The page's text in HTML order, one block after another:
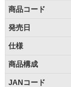
商品コード
発売日
仕様
商品構成
JANコード